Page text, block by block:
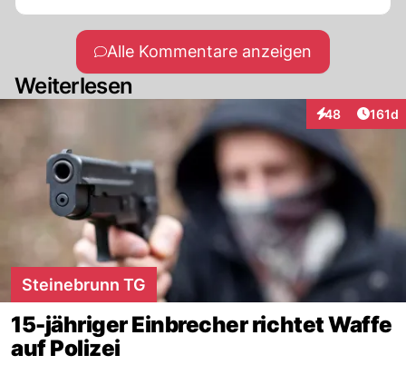
Alle Kommentare anzeigen
Weiterlesen
48
Interaktionen
161d
Steinebrunn TG
15-jähriger Einbrecher richtet Waffe
auf Polizei